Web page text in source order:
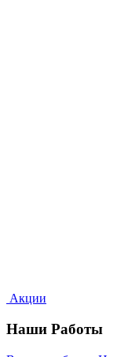
Акции
Наши Работы